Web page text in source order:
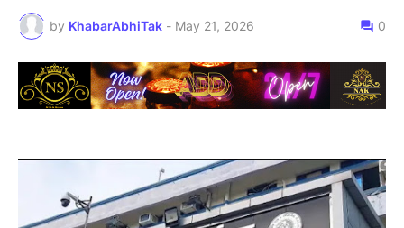
by KhabarAbhiTak - May 21, 2026 0